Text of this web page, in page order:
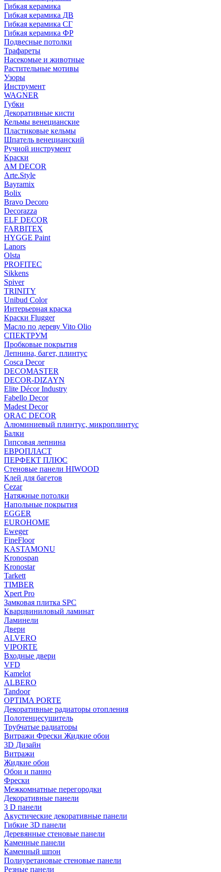
Гибкая керамика
Гибкая керамика ДВ
Гибкая керамика СГ
Гибкая керамика ФР
Подвесные потолки
Трафареты
Насекомые и животные
Растительные мотивы
Узоры
Инструмент
WAGNER
Губки
Декоративные кисти
Кельмы венецианские
Пластиковые кельмы
Шпатель венецианский
Ручной инструмент
Краски
AM DECOR
Arte.Style
Bayramix
Bolix
Bravo Decoro
Decorazza
ELF DECOR
FARBITEX
HYGGE Paint
Lanors
Olsta
PROFITEC
Sikkens
Spiver
TRINITY
Unibud Color
Интерьерная краска
Краски Flugger
Масло по дереву Vito Olio
СПЕКТРУМ
Пробковые покрытия
Лепнина, багет, плинтус
Cosca Decor
DECOMASTER
DECOR-DIZAYN
Elite Décor Industry
Fabello Decor
Madest Decor
ORAC DECOR
Алюминиевый плинтус, микроплинтус
Балки
Гипсовая лепнина
ЕВРОПЛАСТ
ПЕРФЕКТ ПЛЮС
Стеновые панели HIWOOD
Клей для багетов
Cezar
Натяжные потолки
Напольные покрытия
EGGER
EUROHOME
Eweger
FineFloor
KASTAMONU
Kronospan
Kronostar
Tarkett
TIMBER
Xpert Pro
Замковая плитка SPC
Кварцвиниловый ламинат
Ламинели
Двери
ALVERO
VIPORTE
Входные двери
VFD
Kamelot
ALBERO
Tandoor
OPTIMA PORTE
Декоративные радиаторы отопления
Полотенцесушитель
Трубчатые радиаторы
Витражи Фрески Жидкие обои
3D Дизайн
Витражи
Жидкие обои
Обои и панно
Фрески
Межкомнатные перегородки
Декоративные панели
3 D панели
Акустические декоративные панели
Гибкие 3D панели
Деревянные стеновые панели
Каменные панели
Каменный шпон
Полиуретановые стеновые панели
Резные панели